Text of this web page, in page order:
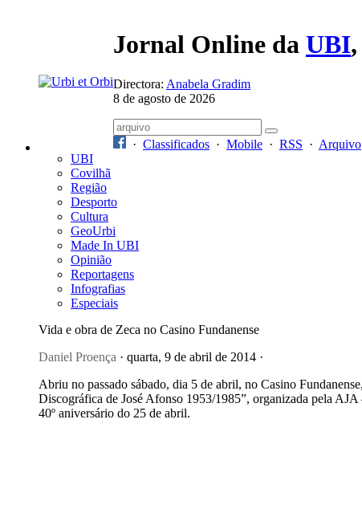
Jornal Online da UBI
Directora: Anabela Gradim
8 de agosto de 2026
· Classificados · Mobile · RSS · Arquivo
UBI
Covilhã
Região
Desporto
Cultura
GeoUrbi
Made In UBI
Opinião
Reportagens
Infografias
Especiais
Vida e obra de Zeca no Casino Fundanense
Daniel Proença · quarta, 9 de abril de 2014 ·
Abriu no passado sábado, dia 5 de abril, no Casino
Discográfica de José Afonso 1953/1985”, organizada pela
40º aniversário do 25 de abril.